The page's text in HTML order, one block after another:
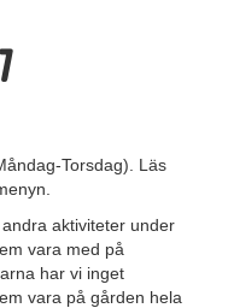
Torsdag). Läs
aktiviteter under
vara med på
har vi inget
vara på gården hela